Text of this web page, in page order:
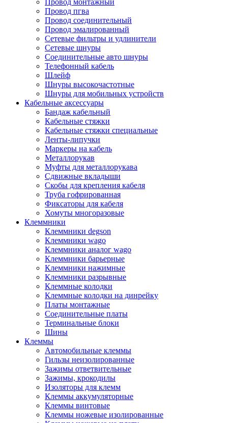
Провод монтажный
Провод пгва
Провод соединительный
Провод эмалированный
Сетевые фильтры и удлинители
Сетевые шнуры
Соединительные авто шнуры
Телефонный кабель
Шлейф
Шнуры высокочастотные
Шнуры для мобильных устройств
Кабельные аксессуары
Бандаж кабельный
Кабельные стяжки
Кабельные стяжки специальные
Ленты-липучки
Маркеры на кабель
Металлорукав
Муфты для металлорукава
Сдвижные вкладыши
Скобы для крепления кабеля
Труба гофрированная
Фиксаторы для кабеля
Хомуты многоразовые
Клеммники
Клеммники degson
Клеммники wago
Клеммники аналог wago
Клеммники барьерные
Клеммники нажимные
Клеммники разрывные
Клеммные колодки
Клеммные колодки на динрейку
Платы монтажные
Соединительные платы
Терминальные блоки
Шины
Клеммы
Автомобильные клеммы
Гильзы неизолированные
Зажимы ответвительные
Зажимы, крокодилы
Изоляторы для клемм
Клеммы аккумуляторные
Клеммы винтовые
Клеммы ножевые изолированные